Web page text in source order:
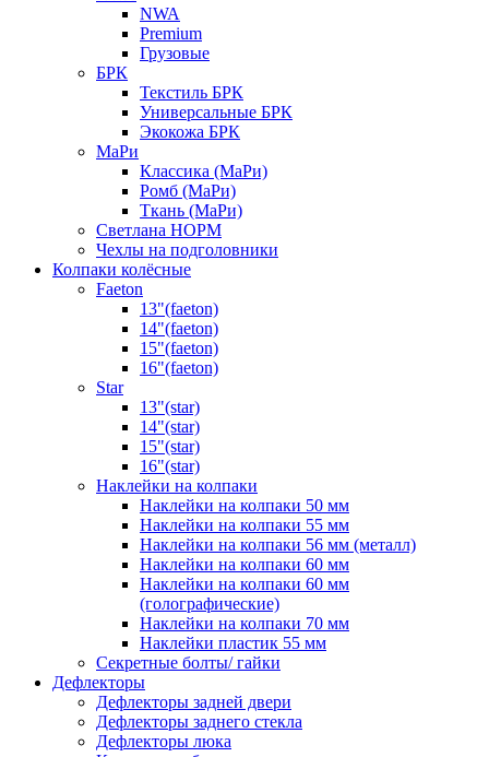
NWA
Premium
Грузовые
БРК
Текстиль БРК
Универсальные БРК
Экокожа БРК
МаРи
Классика (МаРи)
Ромб (МаРи)
Ткань (МаРи)
Светлана НОРМ
Чехлы на подголовники
Колпаки колёсные
Faeton
13"(faeton)
14"(faeton)
15"(faeton)
16"(faeton)
Star
13"(star)
14"(star)
15"(star)
16"(star)
Наклейки на колпаки
Наклейки на колпаки 50 мм
Наклейки на колпаки 55 мм
Наклейки на колпаки 56 мм (металл)
Наклейки на колпаки 60 мм
Наклейки на колпаки 60 мм
(голографические)
Наклейки на колпаки 70 мм
Наклейки пластик 55 мм
Секретные болты/ гайки
Дефлекторы
Дефлекторы задней двери
Дефлекторы заднего стекла
Дефлекторы люка